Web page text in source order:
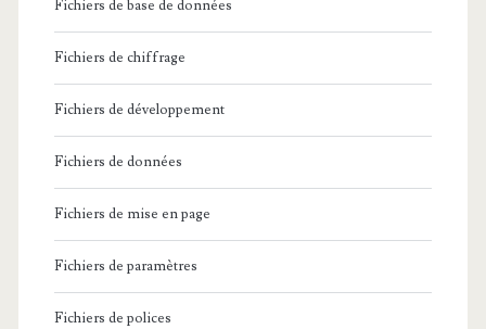
Fichiers de base de données
Fichiers de chiffrage
Fichiers de développement
Fichiers de données
Fichiers de mise en page
Fichiers de paramètres
Fichiers de polices